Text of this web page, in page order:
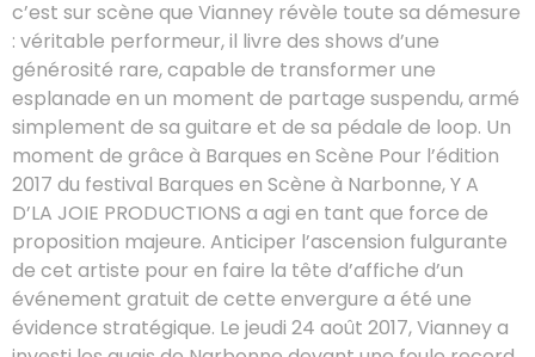
c’est sur scène que Vianney révèle toute sa démesure
: véritable performeur, il livre des shows d’une
générosité rare, capable de transformer une
esplanade en un moment de partage suspendu, armé
simplement de sa guitare et de sa pédale de loop. Un
moment de grâce à Barques en Scène Pour l’édition
2017 du festival Barques en Scène à Narbonne, Y A
D’LA JOIE PRODUCTIONS a agi en tant que force de
proposition majeure. Anticiper l’ascension fulgurante
de cet artiste pour en faire la tête d’affiche d’un
événement gratuit de cette envergure a été une
évidence stratégique. Le jeudi 24 août 2017, Vianney a